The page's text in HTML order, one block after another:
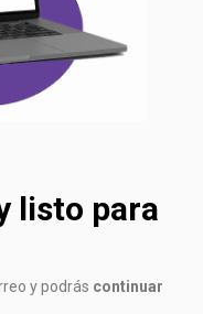
listo para
y podrás continuar